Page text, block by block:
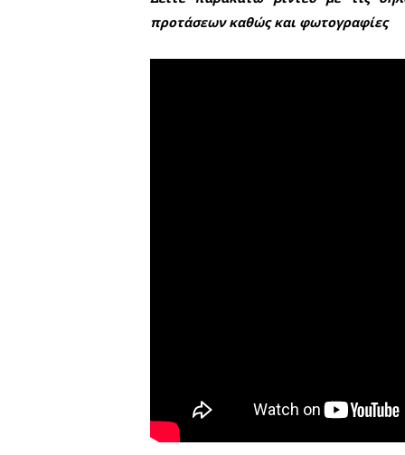
τόνισε ακολούθως η κα
Δείτε παρακάτω
προτάσεων καθώς και